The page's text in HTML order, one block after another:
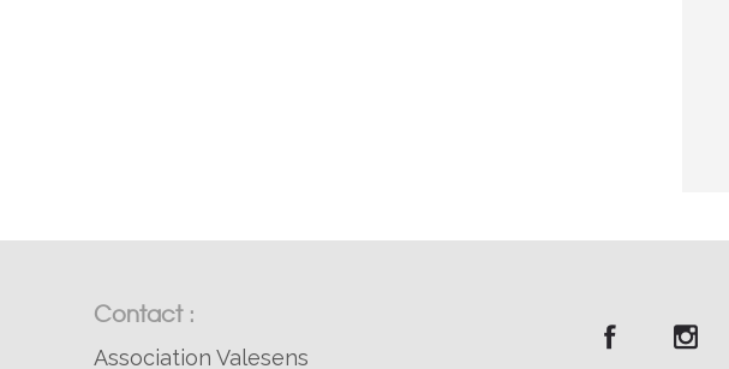
Contact :
Association Valesens